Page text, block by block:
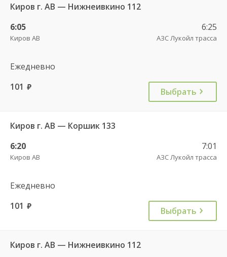
Киров г. АВ — Нижнеивкино 112
6:05
Киров АВ
6:25
АЗС Лукойл трасса
Ежедневно
101 руб. Выбрать
Киров г. АВ — Коршик 133
6:20
Киров АВ
7:01
АЗС Лукойл трасса
Ежедневно
101 руб. Выбрать
Киров г. АВ — Нижнеивкино 112